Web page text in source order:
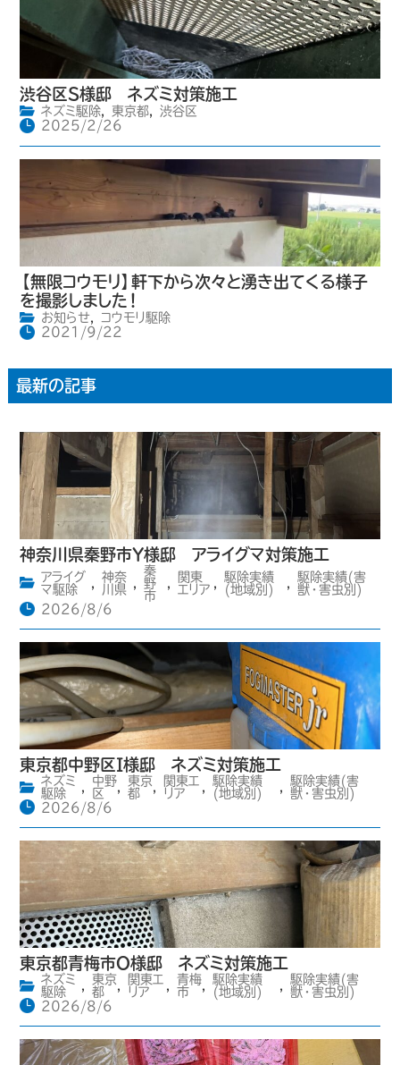
渋谷区S様邸 ネズミ対策施工
ネズミ駆除, 東京都,
渋谷区
2025/2/26
【無限コウモリ】軒下から次々と湧き出てくる様子
を撮影しました！
お知らせ,
コウモリ駆除
2021/9/22
最新の記事
神奈川県秦野市Y様邸 アライグマ対策施工
アライグ
マ駆除
神奈
川県
秦
野
市
関東
エリア
駆除実績
(地域別)
駆除実績(害
獣・害虫別)
2026/8/6
東京都中野区I様邸 ネズミ対策施工
ネズミ
駆除
,
中野
区
,
東京
都
,
関東エ
リア
,
駆除実績
(地域別)
,
駆除実績(害
獣・害虫別)
2026/8/6
東京都青梅市O様邸 ネズミ対策施工
ネズミ
駆除
,
東京
都
,
関東エ
リア
,
青梅
市
,
駆除実績
(地域別)
,
駆除実績(害
獣・害虫別)
2026/8/6